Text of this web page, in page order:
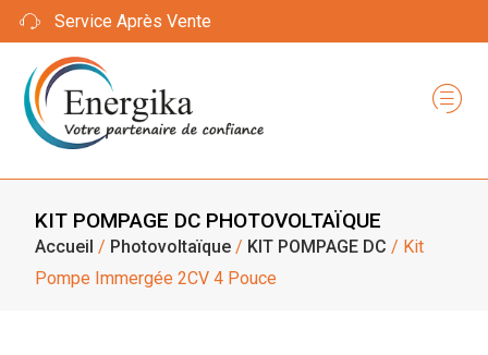
Service Après Vente
KIT POMPAGE DC PHOTOVOLTAÏQUE
Accueil / Photovoltaïque / KIT POMPAGE DC / Kit
Pompe Immergée 2CV 4 Pouce